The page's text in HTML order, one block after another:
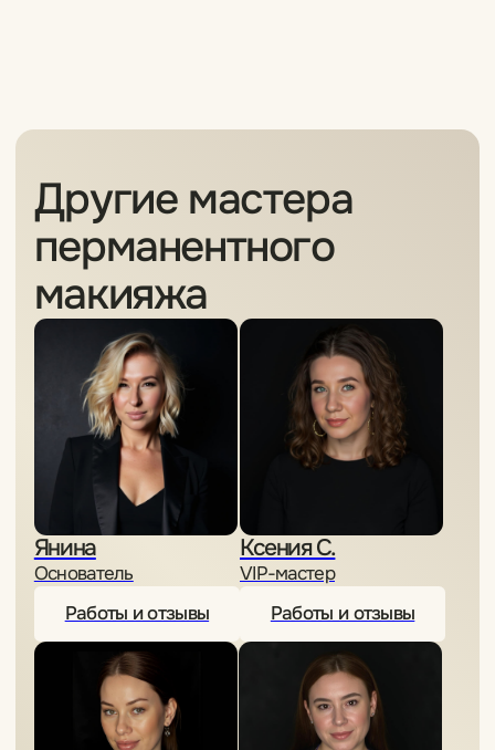
Без перерывов и выходных
*Meta признана экстремистской организацией
на территории Российской Федерации
ООО «МАЙЛЕВЕЛ»
© Косметологическая клиника My Level
Все права защищены.
Вакансии
Обучение
Политика конфиденциальности
Все материалы и цены, размещенные на сайте, носят
справочный характер и не являются публичной офертой,
определяемой положением Статьи 437 (2) Гражданского
кодекса Российской Федерации.